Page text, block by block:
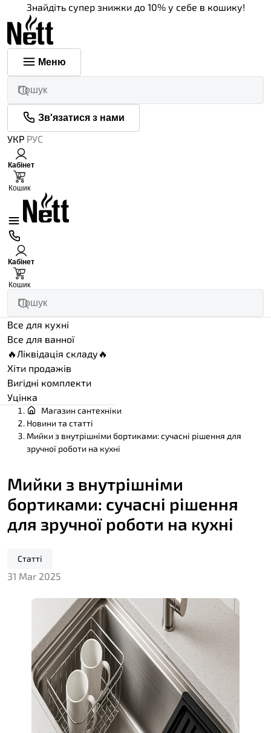
Знайдіть супер знижки до 10% у себе в кошику!
Меню
Зв'язатися з нами
УКР РУС
Кабінет
0
Кошик
Кабінет
0
Кошик
Все для кухні
Все для ванної
🔥Ліквідація складу🔥
Хіти продажів
Вигідні комплекти
Уцінка
Магазин сантехніки
Новини та статті
Мийки з внутрішніми бортиками: сучасні рішення для
зручної роботи на кухні
Мийки з внутрішніми
бортиками: сучасні рішення
для зручної роботи на кухні
Статті
31 Mar 2025